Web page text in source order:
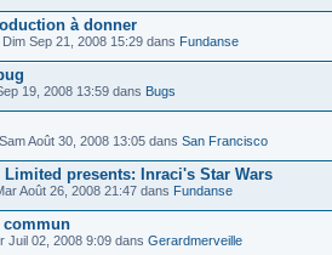
à donner
Dim Sep 21, 2008 15:29 dans Fundanse
19, 2008 13:59 dans Bugs
Août 30, 2008 13:05 dans San Francisco
Limited presents: Inraci's Star Wars
Août 26, 2008 21:47 dans Fundanse
commun
Juil 02, 2008 9:09 dans Gerardmerveille